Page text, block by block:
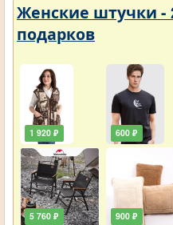
Женские штучки -
подарков
1 920 ₽
5 760 ₽
600 ₽
900 ₽